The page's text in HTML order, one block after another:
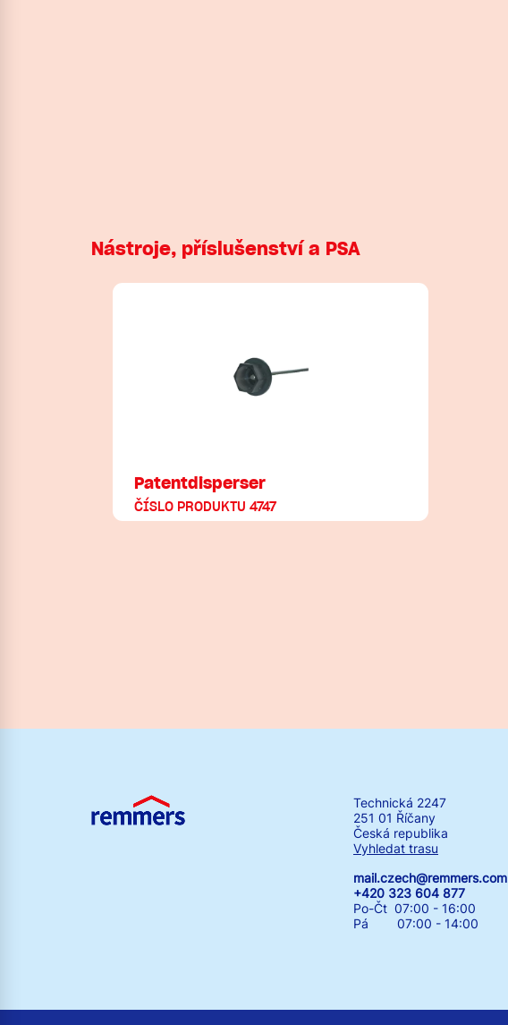
Nástroje, příslušenství a PSA
Patentdisperser
ČÍSLO PRODUKTU 4747
Technická 2247
251 01 Říčany
Česká republika
Vyhledat trasu
mail.czech@remmers.com
+420 323 604 877
Po-Čt 07:00 - 16:00
Pá 07:00 - 14:00